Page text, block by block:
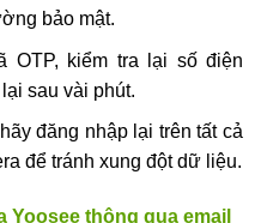
bảo mật.
OTP, kiểm tra lại số điện
sau vài phút.
đăng nhập lại trên tất cả
để tránh xung đột dữ liệu.
Yoosee thông qua email